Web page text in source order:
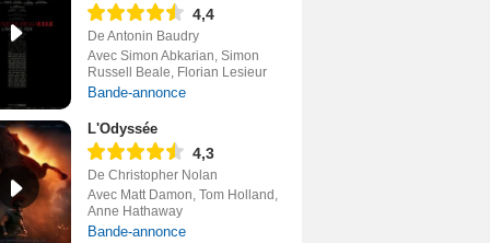
4,4
De Antonin Baudry
Avec Simon Abkarian, Simon
Russell Beale, Florian Lesieur
Bande-annonce
L'Odyssée
4,3
De Christopher Nolan
Avec Matt Damon, Tom Holland,
Anne Hathaway
Bande-annonce